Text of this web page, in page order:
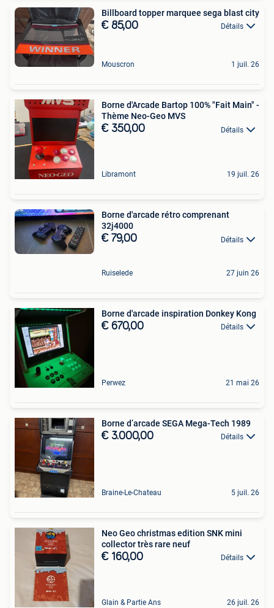
Billboard topper marquee sega blast city
€ 85,00 Détails
Mouscron 1 juil. 26
Borne d'Arcade Bartop 100% "Fait Main" -
Thème Neo-Geo MVS
€ 350,00 Détails
Libramont 19 juil. 26
Borne d'arcade rétro comprenant
32j4000
€ 79,00 Détails
Ruiselede 27 juin 26
Borne d'arcade inspiration Donkey Kong
€ 670,00 Détails
Perwez 21 mai 26
Borne d’arcade SEGA Mega-Tech 1989
€ 3.000,00 Détails
Braine-Le-Chateau 5 juil. 26
Neo Geo christmas edition SNK mini
collector très rare neuf
€ 160,00 Détails
Glain & Partie Ans 26 juil. 26